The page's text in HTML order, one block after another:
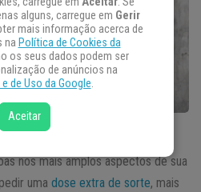
todos os momentos e que é
nos mais amplos aspectos de sua
uma dose extra de sorte, mais
alguns, carregue em Gerir
mais informação acerca de
na Política de Cookies da
os seus dados podem ser
de anúncios na
de Uso da Google.
Aceitar